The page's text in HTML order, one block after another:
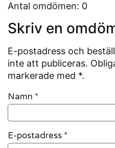
Antal omdömen: 0
Skriv en
E-postadress och
inte att publiceras.
markerade med *.
Namn *
E-postadress *